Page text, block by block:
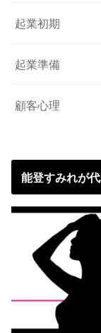
起業初期
起業準備
顧客心理
能登すみれが